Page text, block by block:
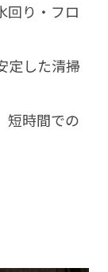
回り・フロ
定した清掃
短時間での